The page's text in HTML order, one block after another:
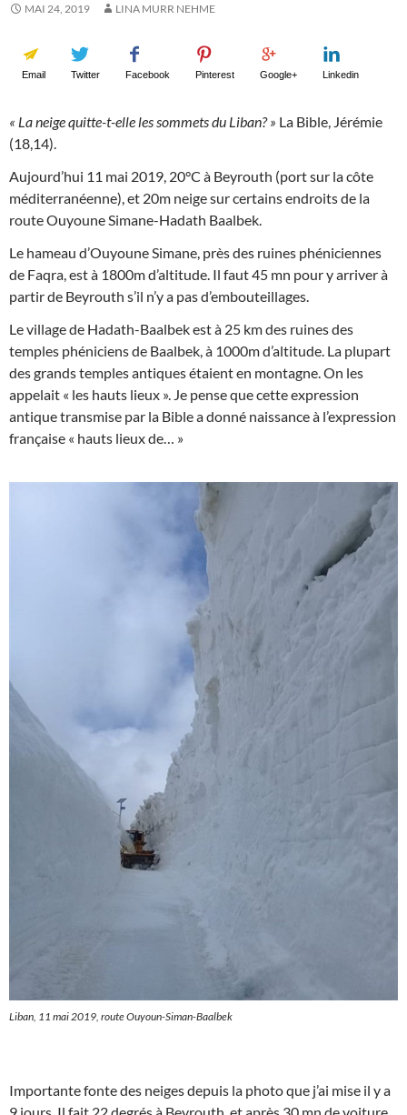
MAI 24, 2019 LINA MURR NEHME
Email Twitter Facebook Pinterest Google+ Linkedin
« La neige quitte-t-elle les sommets du Liban? » La Bible, Jérémie
(18,14).
Aujourd’hui 11 mai 2019, 20°C à Beyrouth (port sur la côte
méditerranéenne), et 20m neige sur certains endroits de la
route Ouyoune Simane-Hadath Baalbek.
Le hameau d’Ouyoune Simane, près des ruines phéniciennes
de Faqra, est à 1800m d’altitude. Il faut 45 mn pour y arriver à
partir de Beyrouth s’il n’y a pas d’embouteillages.
Le village de Hadath-Baalbek est à 25 km des ruines des
temples phéniciens de Baalbek, à 1000m d’altitude. La plupart
des grands temples antiques étaient en montagne. On les
appelait « les hauts lieux ». Je pense que cette expression
antique transmise par la Bible a donné naissance à l’expression
française « hauts lieux de… »
Liban, 11 mai 2019, route Ouyoun-Siman-Baalbek
Importante fonte des neiges depuis la photo que j’ai mise il y a